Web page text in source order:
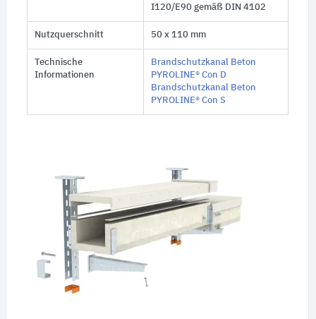
I120/E90 gemäß DIN 4102
Nutzquerschnitt 50 x 110 mm
Technische
Informationen
Brandschutzkanal Beton
PYROLINE® Con D
Brandschutzkanal Beton
PYROLINE® Con S